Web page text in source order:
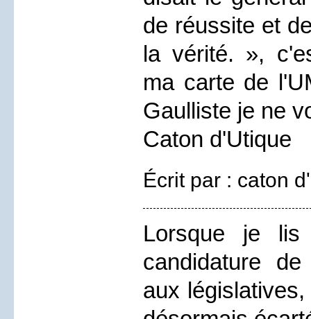
de réussite et
la vérité. »,
ma carte de
Gaulliste je ne
Caton d'Utique
Écrit par : caton
Lorsque je
candidature de
aux